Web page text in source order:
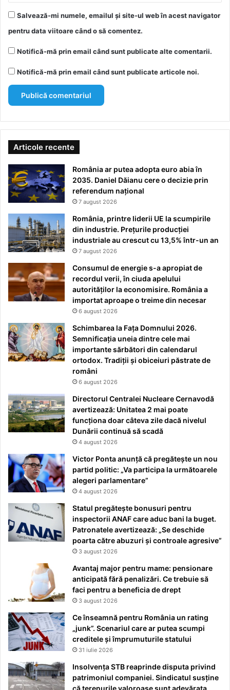
Salvează-mi numele, emailul și site-ul web în acest navigator
pentru data viitoare când o să comentez.
Notifică-mă prin email când sunt publicate alte comentarii.
Notifică-mă prin email când sunt publicate articole noi.
Articole recente
România ar putea adopta euro abia în
2035. Daniel Dăianu cere o decizie prin
referendum național
7 august 2026
România, printre liderii UE la scumpirile
din industrie. Prețurile producției
industriale au crescut cu 13,5% într-un an
7 august 2026
Consumul de energie s-a apropiat de
recordul verii, în ciuda apelului
autorităților la economisire. România a
importat aproape o treime din necesar
6 august 2026
Schimbarea la Fața Domnului 2026.
Semnificația uneia dintre cele mai
importante sărbători din calendarul
ortodox. Tradiții și obiceiuri păstrate de
români
6 august 2026
Directorul Centralei Nucleare Cernavodă
avertizează: Unitatea 2 mai poate
funcționa doar câteva zile dacă nivelul
Dunării continuă să scadă
4 august 2026
Victor Ponta anunță că pregătește un nou
partid politic: „Va participa la următoarele
alegeri parlamentare”
4 august 2026
Statul pregătește bonusuri pentru
inspectorii ANAF care aduc bani la buget.
Patronatele avertizează: „Se deschide
poarta către abuzuri și controale agresive”
3 august 2026
Avantaj major pentru mame: pensionare
anticipată fără penalizări. Ce trebuie să
faci pentru a beneficia de drept
3 august 2026
Ce înseamnă pentru România un rating
„junk”. Scenariul care ar putea scumpi
creditele și împrumuturile statului
31 iulie 2026
Insolvența STB reaprinde disputa privind
patrimoniul companiei. Sindicatul susține
că terenurile valoroase sunt adevărata